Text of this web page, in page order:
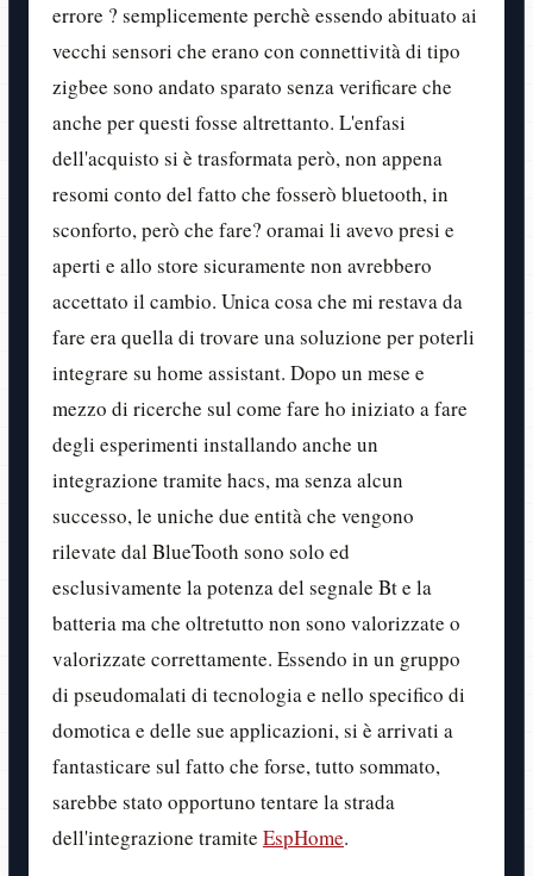
errore ? semplicemente perchè essendo abituato ai
vecchi sensori che erano con connettività di tipo
zigbee sono andato sparato senza verificare che
anche per questi fosse altrettanto. L'enfasi
dell'acquisto si è trasformata però, non appena
resomi conto del fatto che fosserò bluetooth, in
sconforto, però che fare? oramai li avevo presi e
aperti e allo store sicuramente non avrebbero
accettato il cambio. Unica cosa che mi restava da
fare era quella di trovare una soluzione per poterli
integrare su home assistant. Dopo un mese e
mezzo di ricerche sul come fare ho iniziato a fare
degli esperimenti installando anche un
integrazione tramite hacs, ma senza alcun
successo, le uniche due entità che vengono
rilevate dal BlueTooth sono solo ed
esclusivamente la potenza del segnale Bt e la
batteria ma che oltretutto non sono valorizzate o
valorizzate correttamente. Essendo in un gruppo
di pseudomalati di tecnologia e nello specifico di
domotica e delle sue applicazioni, si è arrivati a
fantasticare sul fatto che forse, tutto sommato,
sarebbe stato opportuno tentare la strada
dell'integrazione tramite EspHome.